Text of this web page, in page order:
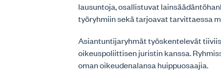
lausuntoja, osallistuvat
työryhmiin sekä tarjoavat tarvittaessa
Asiantuntijaryhmät työskentelevät
oikeuspoliittisen juristin kanssa.
oman oikeudenalansa huippuosaajia.